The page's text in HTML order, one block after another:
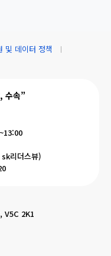
수속”
리더스뷰)
2K1
및 데이터 정책